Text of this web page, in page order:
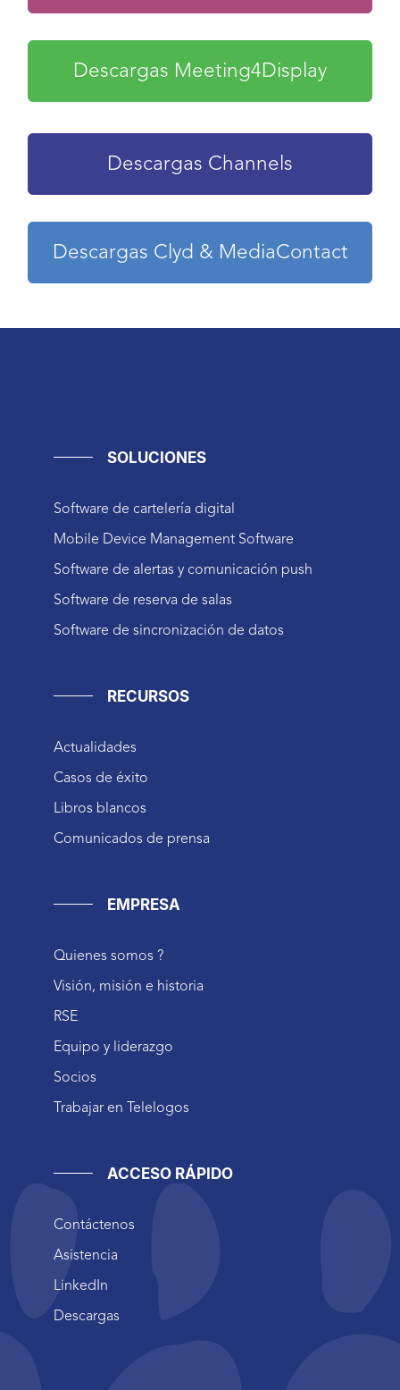
Descargas Meeting4Display
Descargas Channels
Descargas Clyd & MediaContact
SOLUCIONES
Software de cartelería digital
Mobile Device Management Software
Software de alertas y comunicación push
Software de reserva de salas
Software de sincronización de datos
RECURSOS
Actualidades
Casos de éxito
Libros blancos
Comunicados de prensa
EMPRESA
Quienes somos ?
Visión, misión e historia
RSE
Equipo y liderazgo
Socios
Trabajar en Telelogos
ACCESO RÁPIDO
Contáctenos
Asistencia
LinkedIn
Descargas